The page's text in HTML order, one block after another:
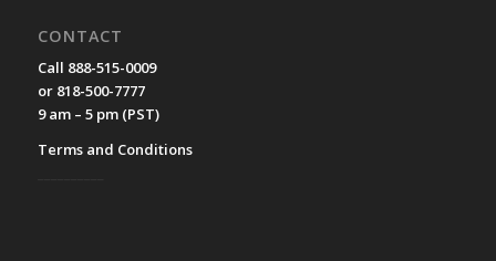
CONTACT
Call 888-515-0009
or 818-500-7777
9 am – 5 pm (PST)
Terms and Conditions